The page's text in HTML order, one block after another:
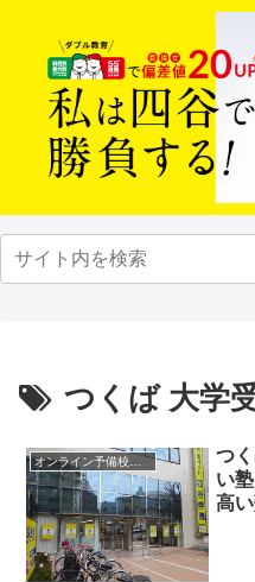
つくば 大学
つ
い
高